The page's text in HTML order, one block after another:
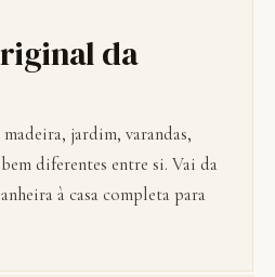
da
jardim, varandas,
diferentes entre si. Vai da
à casa completa para